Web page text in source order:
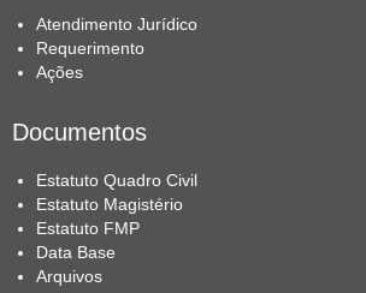
Atendimento Jurídico
Requerimento
Ações
Documentos
Estatuto Quadro Civil
Estatuto Magistério
Estatuto FMP
Data Base
Arquivos